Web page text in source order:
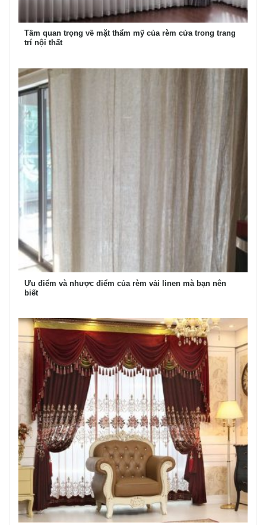
Tầm quan trọng về mặt thẩm mỹ của rèm cửa trong trang
trí nội thất
Ưu điểm và nhược điểm của rèm vải linen mà bạn nên
biết